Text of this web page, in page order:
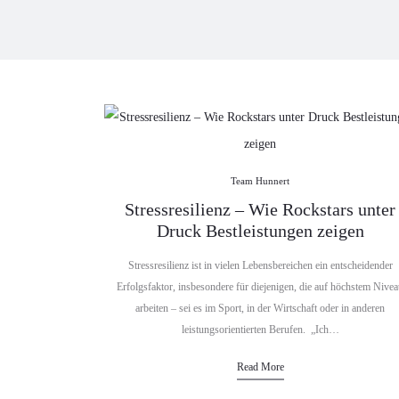
Team Hunnert
Stressresilienz – Wie Rockstars unter
Druck Bestleistungen zeigen
Stressresilienz ist in vielen Lebensbereichen ein entscheidender
Erfolgsfaktor, insbesondere für diejenigen, die auf höchstem
arbeiten – sei es im Sport, in der Wirtschaft oder in anderen
leistungsorientierten Berufen. „Ich…
Read More